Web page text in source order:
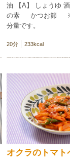
検索
油 【A】 しょうゆ
の素 かつお節 ※
分量です。
20分 233kcal
オクラのトマト